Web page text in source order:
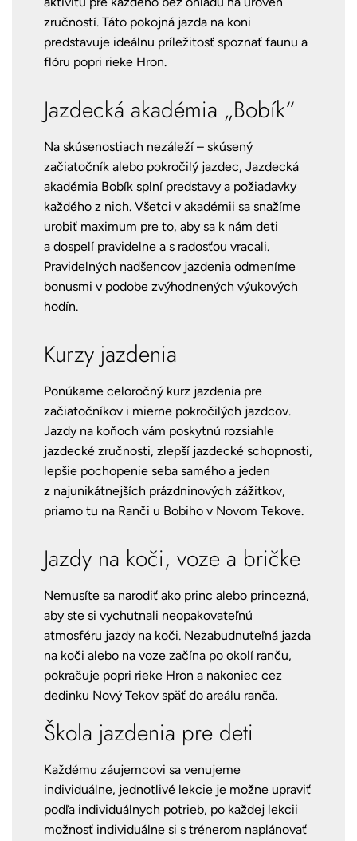
zručností. Táto pokojná jazda na koni
predstavuje ideálnu príležitosť spoznať faunu a
flóru popri rieke Hron.
Jazdecká akadémia „Bobík“
Na skúsenostiach nezáleží – skúsený
začiatočník alebo pokročilý jazdec, Jazdecká
akadémia Bobík splní predstavy a požiadavky
každého z nich. Všetci v akadémii sa snažíme
urobiť maximum pre to, aby sa k nám deti
a dospelí pravidelne a s radosťou vracali.
Pravidelných nadšencov jazdenia odmeníme
bonusmi v podobe zvýhodnených výukových
hodín.
Kurzy jazdenia
Ponúkame celoročný kurz jazdenia pre
začiatočníkov i mierne pokročilých jazdcov.
Jazdy na koňoch vám poskytnú rozsiahle
jazdecké zručnosti, zlepší jazdecké schopnosti,
lepšie pochopenie seba samého a jeden
z najunikátnejších prázdninových zážitkov,
priamo tu na Ranči u Bobiho v Novom Tekove.
Jazdy na koči, voze a bričke
Nemusíte sa narodiť ako princ alebo princezná,
aby ste si vychutnali neopakovateľnú
atmosféru jazdy na koči. Nezabudnuteľná jazda
na koči alebo na voze začína po okolí ranču,
pokračuje popri rieke Hron a nakoniec cez
dedinku Nový Tekov späť do areálu ranča.
Škola jazdenia pre deti
Každému záujemcovi sa venujeme
individuálne, jednotlivé lekcie je možne upraviť
podľa individuálnych potrieb, po každej lekcii
možnosť individuálne si s trénerom naplánovať